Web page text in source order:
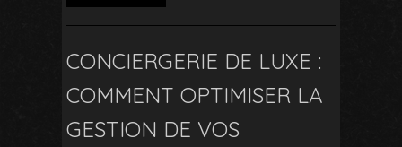
CONCIERGERIE DE LUXE :
COMMENT OPTIMISER LA
GESTION DE VOS